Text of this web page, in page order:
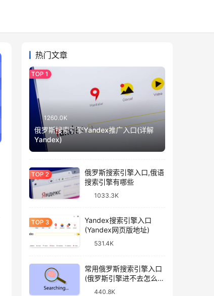
热门文章
1260.0K
俄罗斯搜索引擎Yandex推广入口(详解
Yandex)
俄罗斯搜索引擎入口,俄语
搜索引擎有哪些
1033.3K
Yandex搜索引擎入口
(Yandex网页版地址)
531.4K
常用俄罗斯搜索引擎入口
(俄罗斯引擎进不去怎么
440.8K